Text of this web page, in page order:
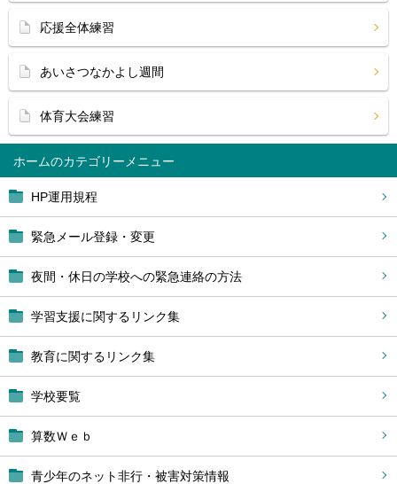
ホーム
HP運用規程
緊急メール登録・変更
夜間・休日の学校への緊急連絡の方法
学習支援に関するリンク集
教育に関するリンク集
学校要覧
算数Ｗｅｂ
青少年のネット非行・被害対策情報
応援全体練習
あいさつなかよし週間
体育大会練習